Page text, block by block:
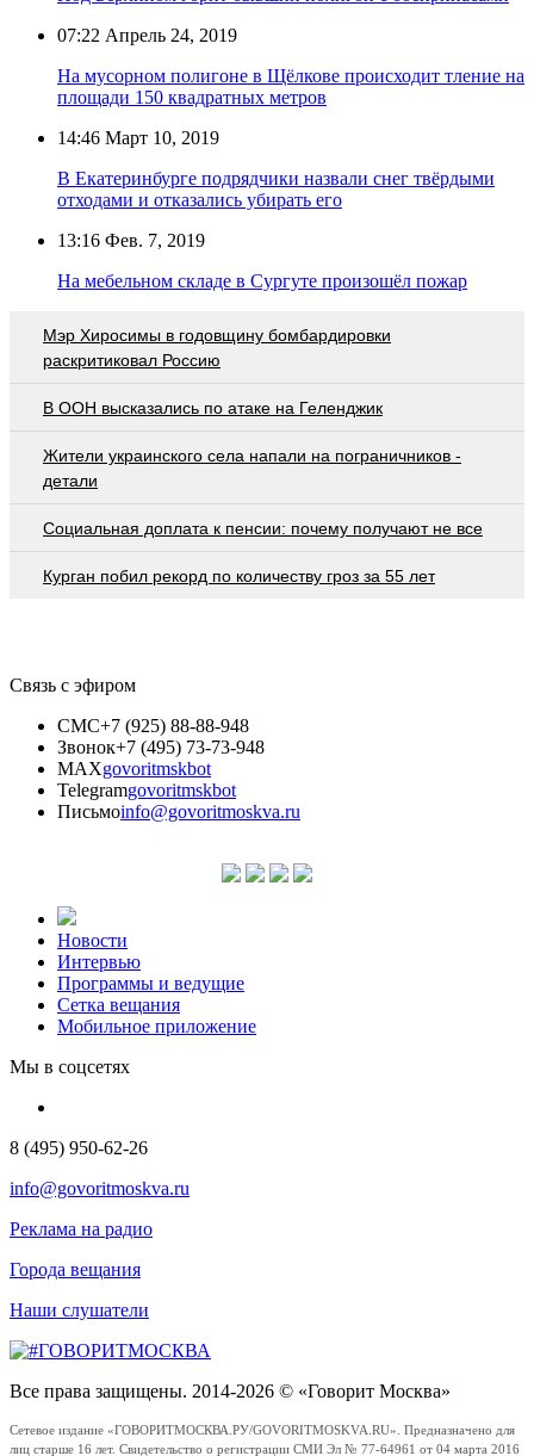
07:22 Апрель 24, 2019
На мусорном полигоне в Щёлкове происходит тление на
площади 150 квадратных метров
14:46 Март 10, 2019
В Екатеринбурге подрядчики назвали снег твёрдыми
отходами и отказались убирать его
13:16 Фев. 7, 2019
На мебельном складе в Сургуте произошёл пожар
Мэр Хиросимы в годовщину бомбардировки
раскритиковал Россию
В ООН высказались по атаке на Геленджик
Жители украинского села напали на пограничников -
детали
Социальная доплата к пенсии: почему получают не все
Курган побил рекорд по количеству гроз за 55 лет
Связь с эфиром
СМС+7 (925) 88-88-948
Звонок+7 (495) 73-73-948
MAXgovoritmskbot
Telegramgovoritmskbot
Письмоinfo@govoritmoskva.ru
Новости
Интервью
Программы и ведущие
Сетка вещания
Мобильное приложение
Мы в соцсетях
8 (495) 950-62-26
info@govoritmoskva.ru
Реклама на радио
Города вещания
Наши слушатели
Все права защищены. 2014-2026 © «Говорит Москва»
Сетевое издание «ГОВОРИТМОСКВА.РУ/GOVORITMOSKVA.RU». Предназначено для
лиц старше 16 лет. Свидетельство о регистрации СМИ Эл № 77-64961 от 04 марта 2016